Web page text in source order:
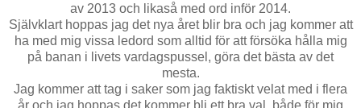
av 2013 och likaså med ord inför 2014.
Självklart hoppas jag det nya året blir bra och jag kommer att
ha med mig vissa ledord som alltid för att försöka hålla mig
på banan i livets vardagspussel, göra det bästa av det
mesta.
Jag kommer att tag i saker som jag faktiskt velat med i flera
år och jag hoppas det kommer bli ett bra val, både för mig